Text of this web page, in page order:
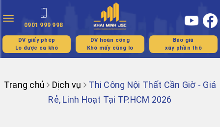
Toggle
navigation
0901 999 998
DV giấy phép
Lo được ca khó
DV hoàn công
Khó mấy cũng lo
Báo giá
xây phần thô
Trang chủ Dịch vụ
Thi Công Nội Thất Cần Giờ - Giá
Rẻ, Linh Hoạt Tại TP.HCM 2026